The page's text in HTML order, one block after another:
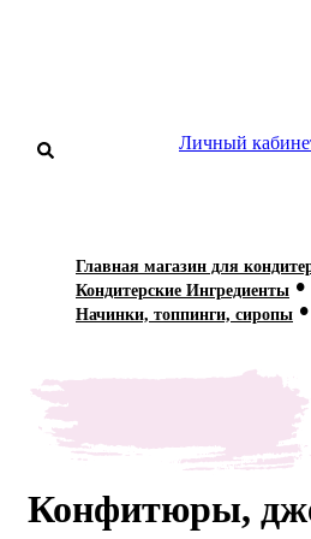
Личный
О нас
Главная магазин для
Кондитерские Ингредиенты •
Начинки, топпинги, сиропы •
Конфитюры,